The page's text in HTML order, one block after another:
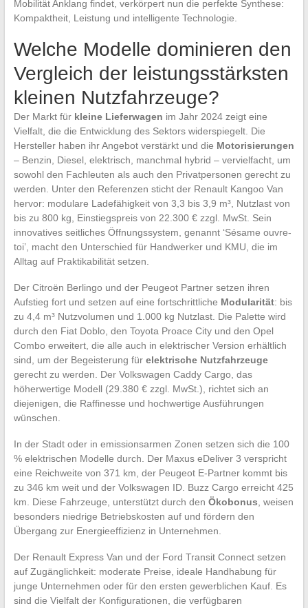
Mobilität Anklang findet, verkörpert nun die perfekte Synthese:
Kompaktheit, Leistung und intelligente Technologie.
Welche Modelle dominieren den
Vergleich der leistungsstärksten
kleinen Nutzfahrzeuge?
Der Markt für kleine Lieferwagen im Jahr 2024 zeigt eine
Vielfalt, die die Entwicklung des Sektors widerspiegelt. Die
Hersteller haben ihr Angebot verstärkt und die Motorisierungen
– Benzin, Diesel, elektrisch, manchmal hybrid – vervielfacht, um
sowohl den Fachleuten als auch den Privatpersonen gerecht zu
werden. Unter den Referenzen sticht der Renault Kangoo Van
hervor: modulare Ladefähigkeit von 3,3 bis 3,9 m³, Nutzlast von
bis zu 800 kg, Einstiegspreis von 22.300 € zzgl. MwSt. Sein
innovatives seitliches Öffnungssystem, genannt ‘Sésame ouvre-
toi’, macht den Unterschied für Handwerker und KMU, die im
Alltag auf Praktikabilität setzen.
Der Citroën Berlingo und der Peugeot Partner setzen ihren
Aufstieg fort und setzen auf eine fortschrittliche Modularität: bis
zu 4,4 m³ Nutzvolumen und 1.000 kg Nutzlast. Die Palette wird
durch den Fiat Doblo, den Toyota Proace City und den Opel
Combo erweitert, die alle auch in elektrischer Version erhältlich
sind, um der Begeisterung für elektrische Nutzfahrzeuge
gerecht zu werden. Der Volkswagen Caddy Cargo, das
höherwertige Modell (29.380 € zzgl. MwSt.), richtet sich an
diejenigen, die Raffinesse und hochwertige Ausführungen
wünschen.
In der Stadt oder in emissionsarmen Zonen setzen sich die 100
% elektrischen Modelle durch. Der Maxus eDeliver 3 verspricht
eine Reichweite von 371 km, der Peugeot E-Partner kommt bis
zu 346 km weit und der Volkswagen ID. Buzz Cargo erreicht 425
km. Diese Fahrzeuge, unterstützt durch den Ökobonus , weisen
besonders niedrige Betriebskosten auf und fördern den
Übergang zur Energieeffizienz in Unternehmen.
Der Renault Express Van und der Ford Transit Connect setzen
auf Zugänglichkeit: moderate Preise, ideale Handhabung für
junge Unternehmen oder für den ersten gewerblichen Kauf. Es
sind die Vielfalt der Konfigurationen, die verfügbaren